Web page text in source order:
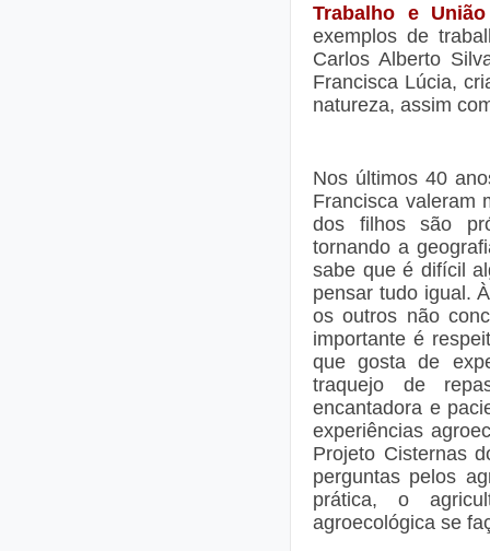
Trabalho e União
exemplos de
Carlos Alberto
Francisca Lúcia,
natureza, assim
Nos últimos 40
Francisca valeram
dos filhos são
tornando a
sabe que é difícil
pensar tudo igual.
os outros não
importante é
que gosta de
traquejo de
encantadora e
experiências
Projeto Cisternas
perguntas pelos
prática, o
agroecológica se